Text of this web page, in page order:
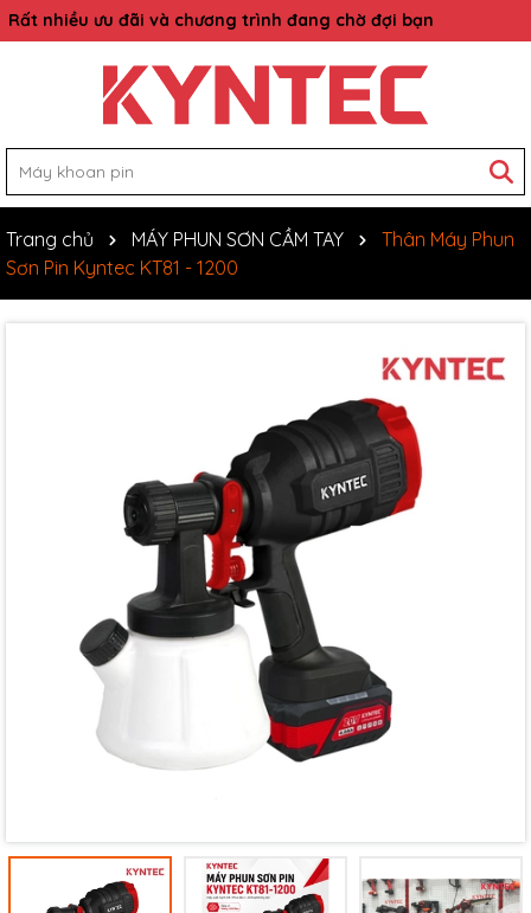
Rất nhiều ưu đãi và chương trình đang chờ đợi bạn
Trang chủ MÁY PHUN SƠN CẦM TAY
Thân Máy Phun
Sơn Pin Kyntec KT81 - 1200
Mã giảm giá:
Ngày hết hạn: